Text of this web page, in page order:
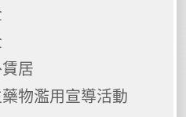
居
物濫用宣導活動